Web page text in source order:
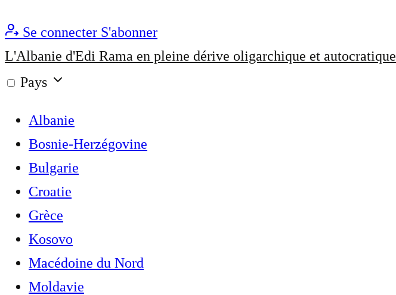
Se connecter S'abonner
L'Albanie d'Edi Rama en pleine dérive oligarchique et autocratique
Pays
Albanie
Bosnie-Herzégovine
Bulgarie
Croatie
Grèce
Kosovo
Macédoine du Nord
Moldavie